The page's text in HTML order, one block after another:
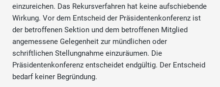
einzureichen. Das Rekursverfahren hat keine aufschiebende
Wirkung. Vor dem Entscheid der Präsidentenkonferenz ist
der betroffenen Sektion und dem betroffenen Mitglied
angemessene Gelegenheit zur mündlichen oder
schriftlichen Stellungnahme einzuräumen. Die
Präsidentenkonferenz entscheidet endgültig. Der Entscheid
bedarf keiner Begründung.